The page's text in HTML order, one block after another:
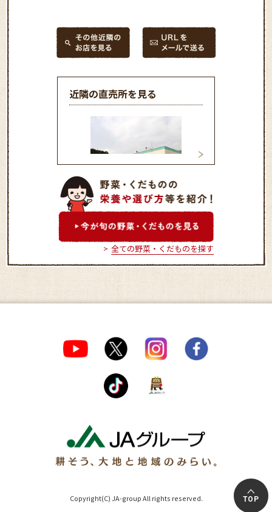
近隣の直売所を見る
新鮮やさい館 谷川瀬店
新鮮やさい館 好
全ての野菜・くだものを探す
Copyright(C) JA-group All rights reserved. TOP